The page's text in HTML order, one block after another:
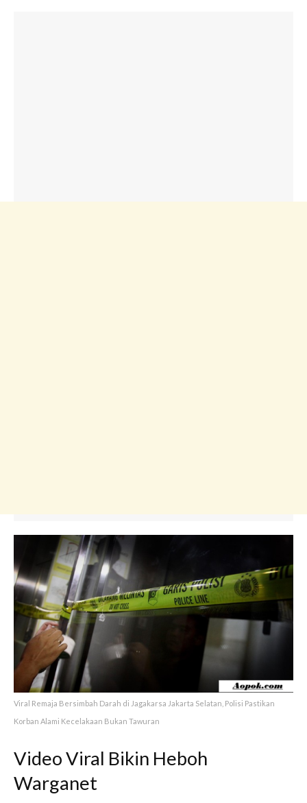
Viral Remaja Bersimbah Darah di Jagakarsa Jakarta Selatan, Polisi Pastikan
Korban Alami Kecelakaan Bukan Tawuran
Video Viral Bikin Heboh
Warganet